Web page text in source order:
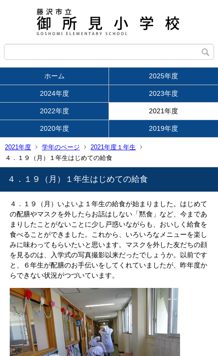
ホーム 2025年度
2024年度 2023年度
2022年度 2021年度
2020年度 2019年度
2021年度 学年のページ
2021年度１年生
４．１９（月）１年生はじめての給食
４．１９（月）１年生はじめての給食
４．１９（月）いよいよ１年生の給食が始まりました。はじめて
の配膳やマスクを外したらお話はしない「黙食」など、今まであ
まりしたことがないことに少し戸惑いながらも、おいしく給食を
食べることができました。これから、いろいろなメニューを楽し
みに味わってもらいたいと思います。マスクを外した友だちの顔
を見るのは、入学式の写真撮影以来だったでしょうか。以前です
と、６年生が配膳のお手伝いをしてくれていましたが、昨年度か
らできない状況がつづいています。